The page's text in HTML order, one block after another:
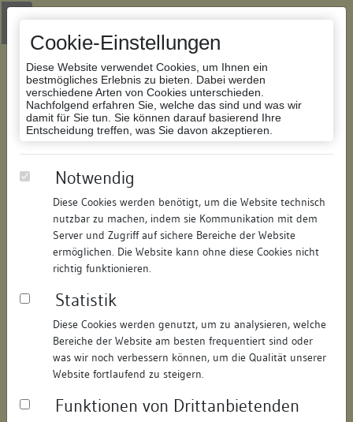
Cookie-Einstellungen
Diese Website verwendet Cookies, um Ihnen ein
bestmögliches Erlebnis zu bieten. Dabei werden
verschiedene Arten von Cookies unterschieden.
Nachfolgend erfahren Sie, welche das sind und was wir
damit für Sie tun. Sie können darauf basierend Ihre
Entscheidung treffen, was Sie davon akzeptieren.
Notwendig
Diese Cookies werden benötigt, um die Website technisch
nutzbar zu machen, indem sie Kommunikation mit dem
Server und Zugriff auf sichere Bereiche der Website
ermöglichen. Die Website kann ohne diese Cookies nicht
richtig funktionieren.
Statistik
Diese Cookies werden genutzt, um zu analysieren, welche
Bereiche der Website am besten frequentiert sind oder
was wir noch verbessern können, um die Qualität unserer
Website fortlaufend zu steigern.
Funktionen von Drittanbietenden
Zur Navigation springen
Zum Inhalt der Website springen
Datenbank Bauforschung/Restaurierung
146120249611/Datum:09.07.2012
Datenbestand:
Bauforschung
Als PDF herunterladen:
Objektdaten
Straße: Bickenstraße
Hausnummer: 5
Postleitzahl: 78050